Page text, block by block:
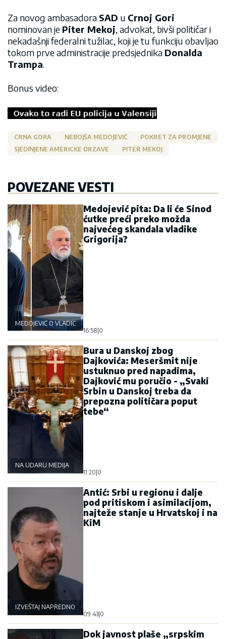
Za novog ambasadora SAD u Crnoj Gori
nominovan je Piter Mekoj, advokat, bivši političar i
nekadašnji federalni tužilac, koji je tu funkciju obavljao
tokom prve administracije predsjednika Donalda
Trampa.
Bonus video:
CRNA GORA NEBOJŠA MEDOJEVIĆ
POKRET ZA PROMJENE
SJEDINJENE AMERICKE DRZAVE
PITER MEKOJ
POVEZANE VESTI
MEDOJEVIĆ O VLADICI GRIGORIJU
Medojević pita: Da li će Sinod
ćutke preći preko možda
najvećeg skandala vladike
Grigorija?
16:58|0
NA UDARU MEDIJA
Bura u Danskoj zbog
Dajkovića: Meseršmit nije
ustuknuo pred napadima,
Dajković mu poručio - „Svaki
Srbin u Danskoj treba da
prepozna političara poput
tebe“
11:20|0
IZVEŠTAJ NAPREDNOG KLUBA
Antić: Srbi u regionu i dalje
pod pritiskom i asimilacijom,
najteže stanje u Hrvatskoj i na
KiM
09:43|0
Dok javnost plaše „srpskim